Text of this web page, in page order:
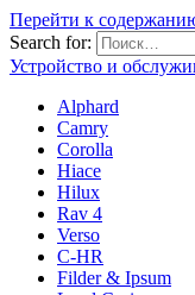
Перейти к
Search for:
Устройство и
Alphard
Camry
Corolla
Hiace
Hilux
Rav 4
Verso
C-HR
Filder & Ipsum